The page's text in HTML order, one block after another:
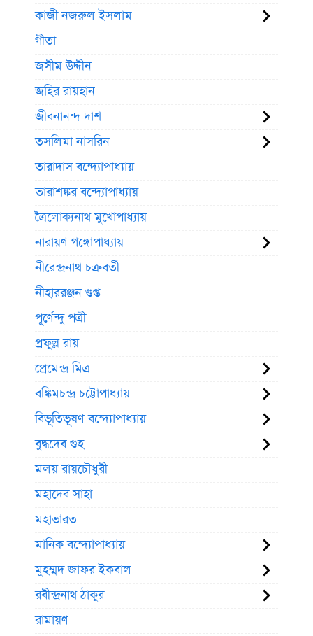
কাজী নজরুল ইসলাম
গীতা
জসীম উদ্দীন
জহির রায়হান
জীবনানন্দ দাশ
তসলিমা নাসরিন
তারাদাস বন্দ্যোপাধ্যায়
তারাশঙ্কর বন্দ্যোপাধ্যায়
ত্রৈলোক্যনাথ মুখোপাধ্যায়
নারায়ণ গঙ্গোপাধ্যায়
নীরেন্দ্রনাথ চক্রবর্তী
নীহাররঞ্জন গুপ্ত
পূর্ণেন্দু পত্রী
প্রফুল্ল রায়
প্রেমেন্দ্র মিত্র
বঙ্কিমচন্দ্র চট্টোপাধ্যায়
বিভূতিভূষণ বন্দ্যোপাধ্যায়
বুদ্ধদেব গুহ
মলয় রায়চৌধুরী
মহাদেব সাহা
মহাভারত
মানিক বন্দ্যোপাধ্যায়
মুহম্মদ জাফর ইকবাল
রবীন্দ্রনাথ ঠাকুর
রামায়ণ